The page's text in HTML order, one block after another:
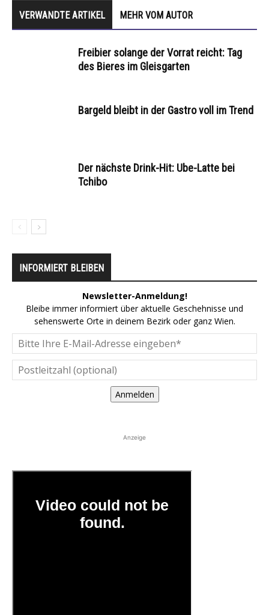
VERWANDTE ARTIKEL MEHR VOM AUTOR
Freibier solange der Vorrat reicht: Tag
des Bieres im Gleisgarten
Bargeld bleibt in der Gastro voll im Trend
Der nächste Drink-Hit: Ube-Latte bei
Tchibo
INFORMIERT BLEIBEN
Newsletter-Anmeldung!
Bleibe immer informiert über aktuelle Geschehnisse und
sehenswerte Orte in deinem Bezirk oder ganz Wien.
Anmelden
Anzeige